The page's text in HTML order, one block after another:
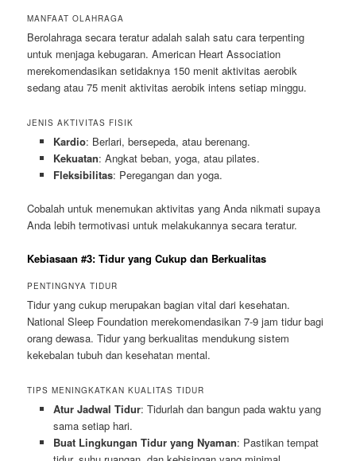
MANFAAT OLAHRAGA
Berolahraga secara teratur adalah salah satu cara terpenting
untuk menjaga kebugaran. American Heart Association
merekomendasikan setidaknya 150 menit aktivitas aerobik
sedang atau 75 menit aktivitas aerobik intens setiap minggu.
JENIS AKTIVITAS FISIK
Kardio: Berlari, bersepeda, atau berenang.
Kekuatan: Angkat beban, yoga, atau pilates.
Fleksibilitas: Peregangan dan yoga.
Cobalah untuk menemukan aktivitas yang Anda nikmati supaya
Anda lebih termotivasi untuk melakukannya secara teratur.
Kebiasaan #3: Tidur yang Cukup dan Berkualitas
PENTINGNYA TIDUR
Tidur yang cukup merupakan bagian vital dari kesehatan.
National Sleep Foundation merekomendasikan 7-9 jam tidur bagi
orang dewasa. Tidur yang berkualitas mendukung sistem
kekebalan tubuh dan kesehatan mental.
TIPS MENINGKATKAN KUALITAS TIDUR
Atur Jadwal Tidur: Tidurlah dan bangun pada waktu yang
sama setiap hari.
Buat Lingkungan Tidur yang Nyaman: Pastikan tempat